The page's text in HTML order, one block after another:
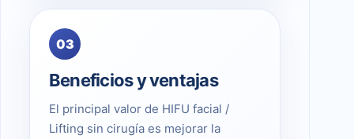
03
Beneficios y ventajas
El principal valor de HIFU facial /
Lifting sin cirugía es mejorar la